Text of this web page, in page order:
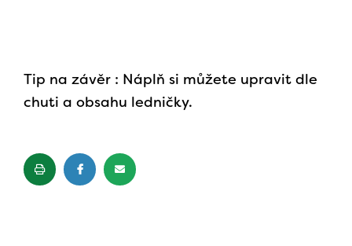
Tip na závěr : Náplň si můžete upravit dle
chuti a obsahu ledničky.